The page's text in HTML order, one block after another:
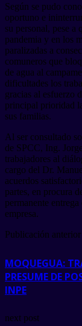
Según se pudo
oportuno e
su personal, pese a
pandemia y en los
paralizadas a
comuneros que
de agua al
dificultades los
gracias al esfuerzo
principal prioridad
sus familias.
Al ser consultado
de SPCC, Ing.
trabajadores al
cargo del Dr.
acuerdos
partes, en procura
permanente
empresa.
Publicación anterior
MOQUEGUA:
PRESUME DE
INPE
next post